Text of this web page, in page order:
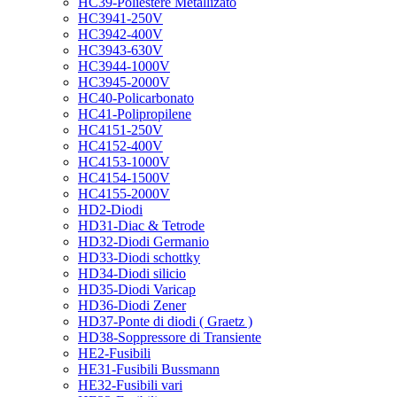
HC3941-250V
HC3942-400V
HC3943-630V
HC3944-1000V
HC3945-2000V
HC40-Policarbonato
HC41-Polipropilene
HC4151-250V
HC4152-400V
HC4153-1000V
HC4154-1500V
HC4155-2000V
HD2-Diodi
HD31-Diac & Tetrode
HD32-Diodi Germanio
HD33-Diodi schottky
HD34-Diodi silicio
HD35-Diodi Varicap
HD36-Diodi Zener
HD37-Ponte di diodi ( Graetz )
HD38-Soppressore di Transiente
HE2-Fusibili
HE31-Fusibili Bussmann
HE32-Fusibili vari